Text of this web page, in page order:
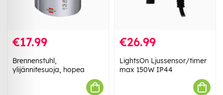
€17.99
Brennenstuhl,
ylijännitesuoja, hopea
€26.99
LightsOn Ljussensor/timer
max 150W IP44